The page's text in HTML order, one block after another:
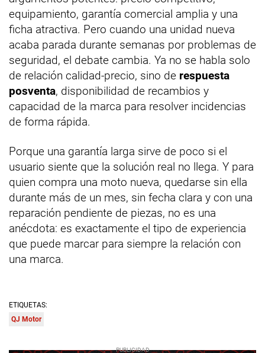
equipamiento, garantía comercial amplia y una
ficha atractiva. Pero cuando una unidad nueva
acaba parada durante semanas por problemas de
seguridad, el debate cambia. Ya no se habla solo
de relación calidad-precio, sino de respuesta
posventa, disponibilidad de recambios y
capacidad de la marca para resolver incidencias
de forma rápida.
Porque una garantía larga sirve de poco si el
usuario siente que la solución real no llega. Y para
quien compra una moto nueva, quedarse sin ella
durante más de un mes, sin fecha clara y con una
reparación pendiente de piezas, no es una
anécdota: es exactamente el tipo de experiencia
que puede marcar para siempre la relación con
una marca.
ETIQUETAS:
QJ Motor